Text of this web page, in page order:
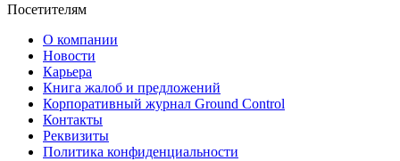
Посетителям
О компании
Новости
Карьера
Книга жалоб и предложений
Корпоративный журнал Ground Control
Контакты
Реквизиты
Политика конфиденциальности